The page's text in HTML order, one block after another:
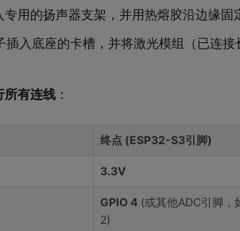
专用的扬声器支架，并用热熔胶沿边缘固
插入底座的卡槽，并将激光模组（已连
所有连线 ：
终点 (ESP32-S3引脚)
3.3V
GPIO 4 (或其他ADC引脚，
2)